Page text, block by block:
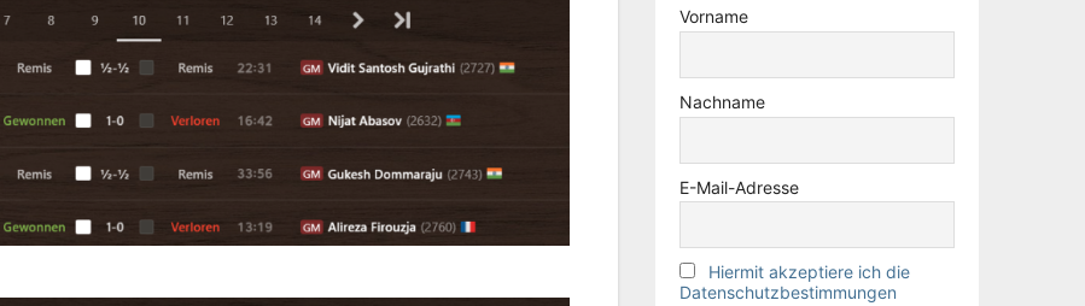
Vorname
Nachname
E-Mail-Adresse
Hiermit akzeptiere ich die
Datenschutzbestimmungen